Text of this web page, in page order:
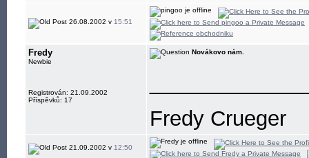
26.08.2002 v 15:51
Fredy
Newbie
Registrován: 21.09.2002
Příspěvků: 17
Novákovo nám.
Fredy Crueger
21.09.2002 v 12:50